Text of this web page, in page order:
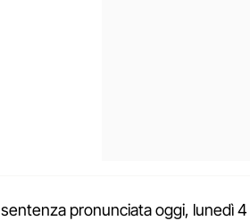
sentenza pronunciata oggi, lunedì